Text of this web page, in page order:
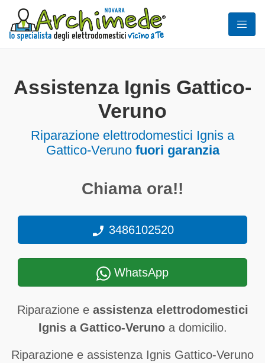
Assistenza Ignis Gattico-
Veruno
Riparazione elettrodomestici Ignis a
Gattico-Veruno fuori garanzia
Chiama ora!!
3486102520
WhatsApp
Riparazione e assistenza elettrodomestici
Ignis a Gattico-Verunoa domicilio.
Riparazione e assistenza Ignis Gattico-Veruno